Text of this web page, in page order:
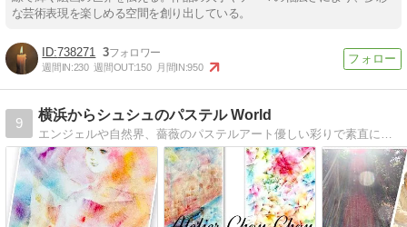
な芸術表現を楽しめる空間を創り出している。
738271 3
週間IN:230 週間OUT:150 月間IN:950
9
横浜からシュシュのパステル World
エンジェルや自然界、薔薇のパステルアート優しい彩りで素直に感性のおもむくまま、天使たちに導かれて描いてます